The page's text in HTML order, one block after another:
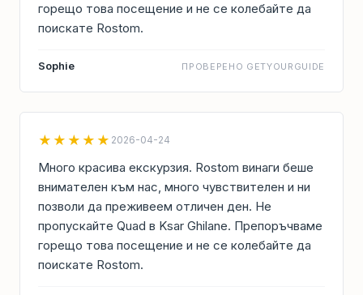
горещо това посещение и не се колебайте да
поискате Rostom.
Sophie ПРОВЕРЕНО GETYOURGUIDE
★★★★★ 2026-04-24
Много красива екскурзия. Rostom винаги беше
внимателен към нас, много чувствителен и ни
позволи да преживеем отличен ден. Не
пропускайте Quad в Ksar Ghilane. Препоръчваме
горещо това посещение и не се колебайте да
поискате Rostom.